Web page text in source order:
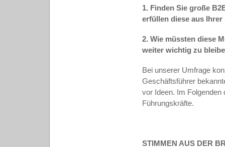
1. Finden Sie große
erfüllen diese aus Ihrer
2. Wie müssten diese
weiter wichtig zu
Bei unserer Umfrage
Geschäftsführer
vor Ideen. Im
Führungskräfte.
STIMMEN AUS DER